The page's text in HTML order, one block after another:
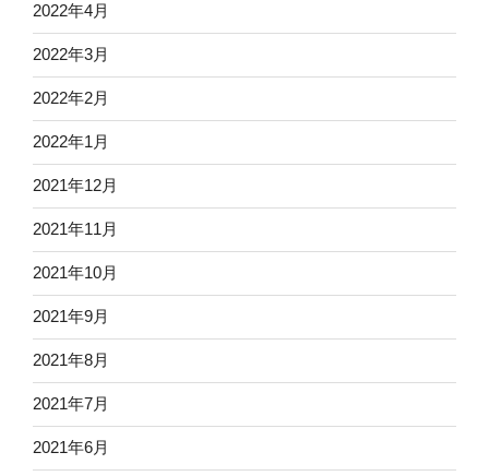
2022年4月
2022年3月
2022年2月
2022年1月
2021年12月
2021年11月
2021年10月
2021年9月
2021年8月
2021年7月
2021年6月